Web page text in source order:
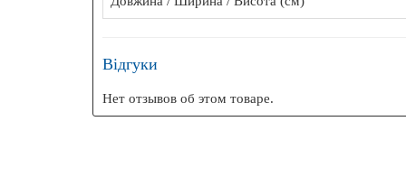
Відгуки
Нет отзывов об этом товаре.